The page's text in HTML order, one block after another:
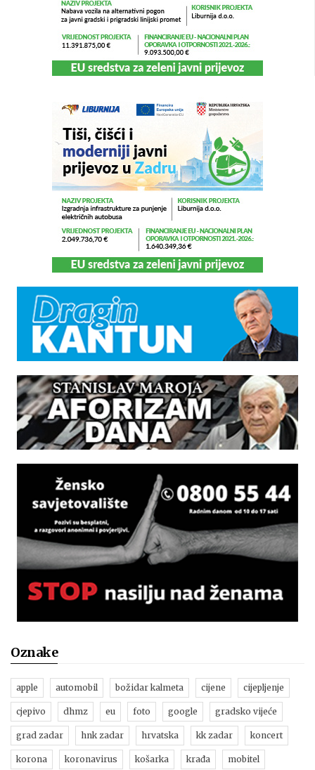
Oznake
apple automobil božidar kalmeta cijene cijepljenje
cjepivo dhmz eu foto google gradsko vijeće
grad zadar hnk zadar hrvatska kk zadar koncert
korona koronavirus košarka krađa mobitel